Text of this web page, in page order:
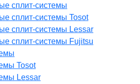
сплит-системы
сплит-системы Tosot
сплит-системы Lessar
сплит-системы Fujitsu
Tosot
Lessar